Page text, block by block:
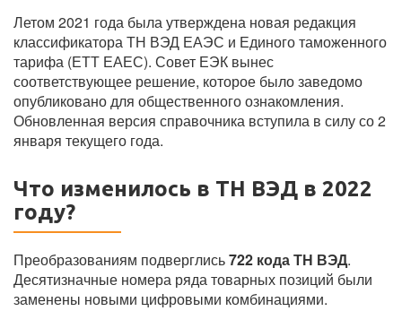
Летом 2021 года была утверждена новая редакция
классификатора ТН ВЭД ЕАЭС и Единого таможенного
тарифа (ЕТТ ЕАЕС). Совет ЕЭК вынес
соответствующее решение, которое было заведомо
опубликовано для общественного ознакомления.
Обновленная версия справочника вступила в силу со 2
января текущего года.
Что изменилось в ТН ВЭД в 2022
году?
Преобразованиям подверглись722 кода ТН ВЭД.
Десятизначные номера ряда товарных позиций были
заменены новыми цифровыми комбинациями.